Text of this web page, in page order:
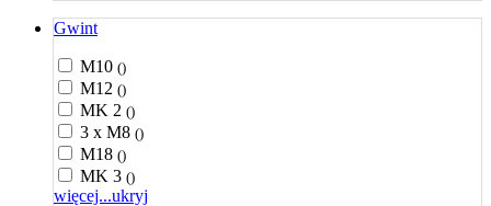
Gwint
M10 ()
M12 ()
MK 2 ()
3 x M8 ()
M18 ()
MK 3 ()
więcej...ukryj